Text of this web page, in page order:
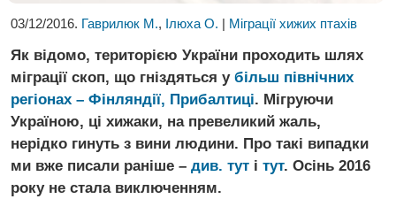
03/12/2016. Гаврилюк М., Ілюха О. | Міграції хижих птахів
Як відомо, територією України проходить шлях
міграції скоп, що гніздяться у більш північних
регіонах – Фінляндії, Прибалтиці. Мігруючи
Україною, ці хижаки, на превеликий жаль,
нерідко гинуть з вини людини. Про такі випадки
ми вже писали раніше – див. тут і тут. Осінь 2016
року не стала виключенням.